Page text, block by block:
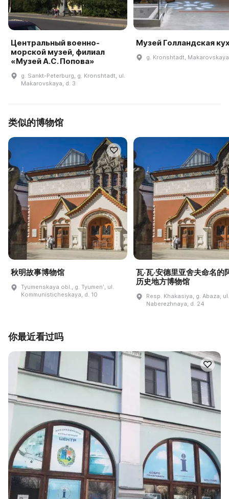
Центральный военно-
морской музей, филиал
«Музей А.С. Попова»
g. Sankt-Peterburg, g. Kronshtadt, ul.
Makarovskaya, d. 3
Музей Голландская
g. Kronshtadt,
类似的博物馆
秋明故事博物馆
Tyumenskaya obl., g. Tyumenʹ, ul.
Kommunisticheskaya, d. 10
瓦·瓦·安德里亚舍夫命名的
历史地方博物馆
Resp. Khakasiya, g. Abaza, ul.
Naberezhnaya, d. 24
你最近看过吗